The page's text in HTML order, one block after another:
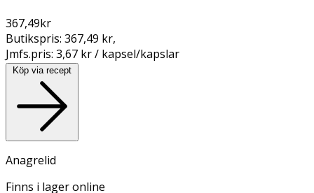
367,49kr
Butikspris: 367,49 kr,
Jmfs.pris: 3,67 kr / kapsel/kapslar
Köp via recept
Anagrelid
Finns i lager online